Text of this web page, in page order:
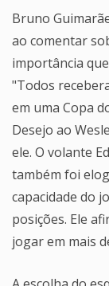
Bruno
ao comentar
importância
"Todos
em uma Copa
Desejo ao
ele. O volante
também foi
capacidade do
posições. Ele
jogar em mais